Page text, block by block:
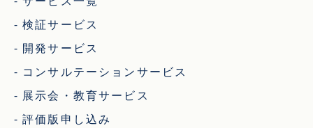
検証サービス
開発サービス
コンサルテーションサービス
展示会・教育サービス
評価版申し込み